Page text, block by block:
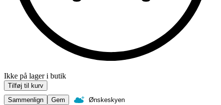
Ikke på lager i butik
Tilføj til kurv
Sammenlign
Gem Ønskeskyen